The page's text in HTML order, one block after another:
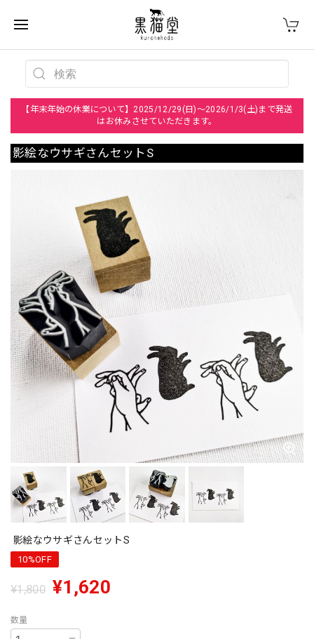
【年末年始の休業について】2025/12/29(日)～2026/1/3(土)まで発送
はお休みさせていただきます。
影絵なウサギさんセットS
影絵なウサギさんセットS
10%OFF
¥1,800 ¥1,620
数量